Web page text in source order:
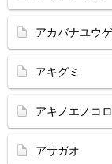
アカバナユウ
アキグミ
アキノエノコ
アサガオ